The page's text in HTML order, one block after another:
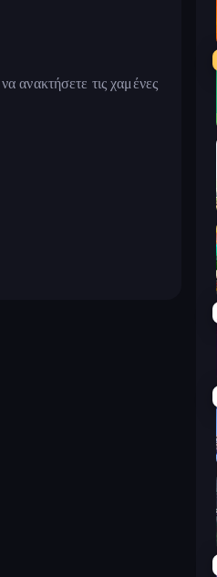
ανακτήσετε τις χαμένες